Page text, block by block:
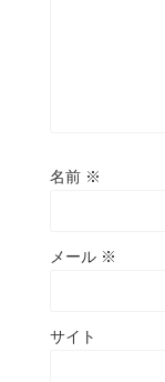
名前 ※
メール ※
サイト